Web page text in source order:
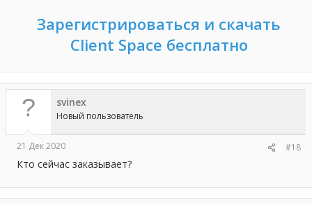
Зарегистрироваться и скачать
Client Space бесплатно
svinex
Новый пользователь
21 Дек 2020 #18
Кто сейчас заказывает?